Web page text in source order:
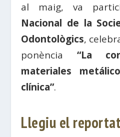
al maig, va
Nacional de la
Odontològics,
ponència “La
materiales
clínica”.
Llegiu el